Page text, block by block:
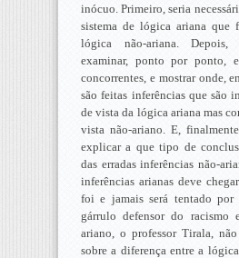
inócuo. Primeiro, seria
sistema de lógica ariana que
lógica não-ariana. Depois,
examinar, ponto por ponto,
concorrentes, e mostrar onde,
são feitas inferências que são
de vista da lógica ariana mas
vista não-ariano. E,
explicar a que tipo de
das erradas inferências não-
inferências arianas deve
foi e jamais será tentado por
gárrulo defensor do racismo
ariano, o professor Tirala,
sobre a diferença entre a